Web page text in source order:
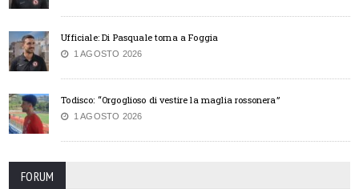
Ufficiale: Di Pasquale torna a Foggia
1 AGOSTO 2026
Todisco: “Orgoglioso di vestire la maglia rossonera”
1 AGOSTO 2026
FORUM